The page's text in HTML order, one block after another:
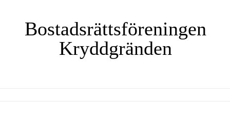
Bostadsrättsföreningen
Kryddgränden